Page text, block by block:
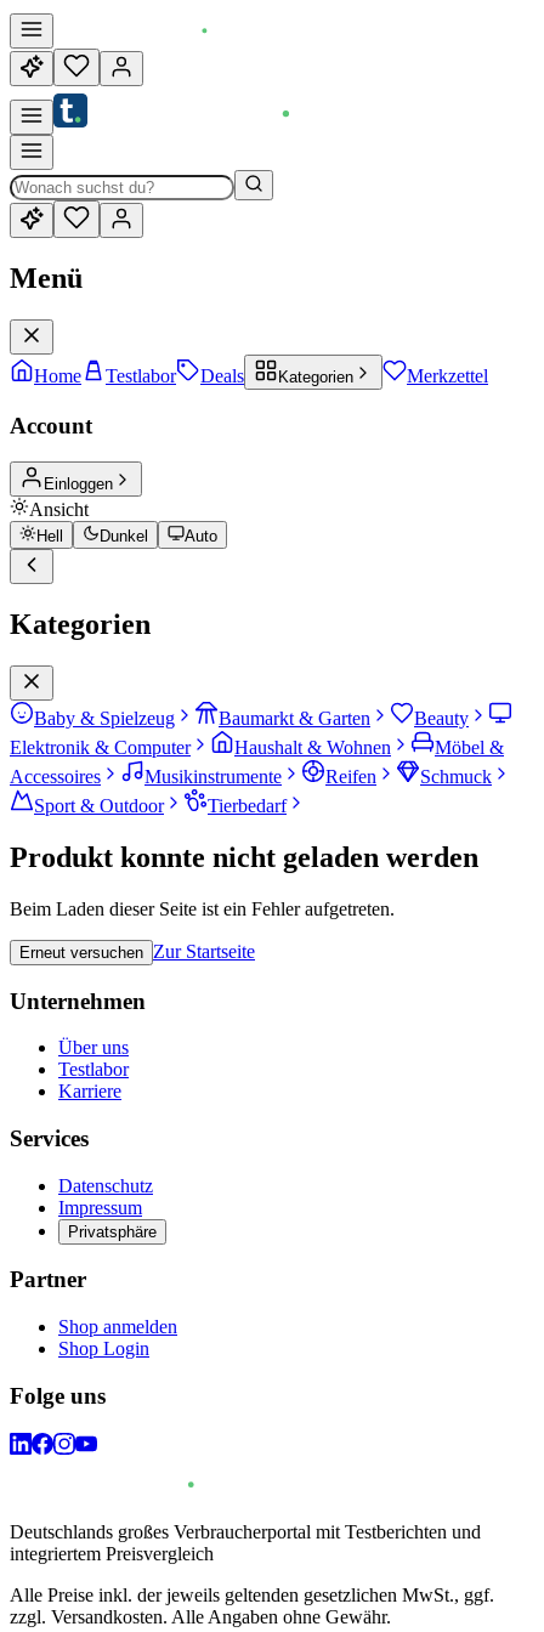
Menü
Home Testlabor Deals Kategorien Merkzettel
Account
Einloggen
Ansicht
Hell Dunkel Auto
Kategorien
Baby & Spielzeug Baumarkt & Garten
Beauty
Elektronik & Computer
Haushalt & Wohnen
Möbel &
Accessoires
Musikinstrumente Reifen
Schmuck
Sport & Outdoor
Tierbedarf
Produkt konnte nicht geladen werden
Beim Laden dieser Seite ist ein Fehler aufgetreten.
Erneut versuchen Zur Startseite
Unternehmen
Über uns
Testlabor
Karriere
Services
Datenschutz
Impressum
Privatsphäre
Partner
Shop anmelden
Shop Login
Folge uns
Deutschlands großes Verbraucherportal mit Testberichten und
integriertem Preisvergleich
Alle Preise inkl. der jeweils geltenden gesetzlichen MwSt., ggf.
zzgl. Versandkosten. Alle Angaben ohne Gewähr.